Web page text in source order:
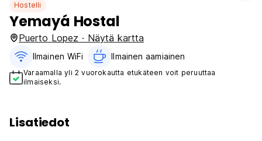
Hostelli
Yemayá Hostal
Puerto Lopez · Näytä kartta
Ilmainen WiFi Ilmainen aamiainen‎
Varaamalla yli 2 vuorokautta etukäteen voit peruuttaa
ilmaiseksi.
Lisatiedot